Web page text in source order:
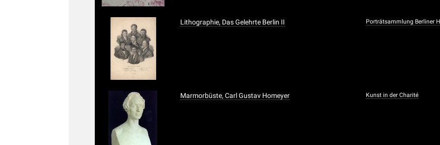
Lithographie, Das Gelehrte Berlin II Porträtsammlung Berliner
Marmorbüste, Carl Gustav Homeyer Kunst in der Charité